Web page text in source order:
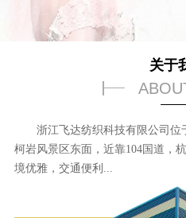
关于
浙江飞达纺织科技有限公司
柯岩风景区东面，近靠104国道，
境优雅，交通便利...